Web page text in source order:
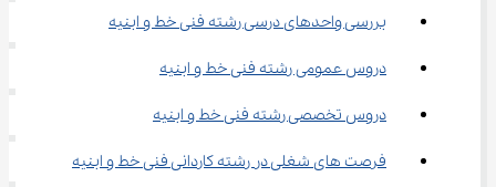
بررسی واحدهای درسی رشته فنی خط و ابنیه
دروس عمومی رشته فنی خط و ابنیه
دروس تخصصی رشته فنی خط و ابنیه
فرصت های شغلی در رشته کاردانی فنی خط و ابنیه